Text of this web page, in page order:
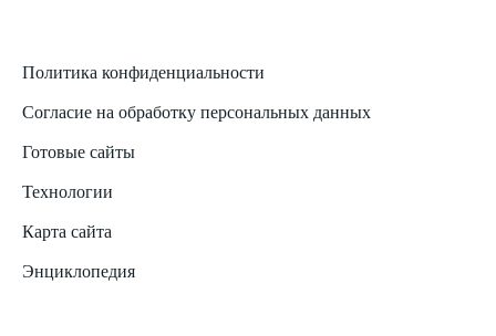
Политика конфиденциальности
Согласие на обработку персональных данных
Готовые сайты
Технологии
Карта сайта
Энциклопедия